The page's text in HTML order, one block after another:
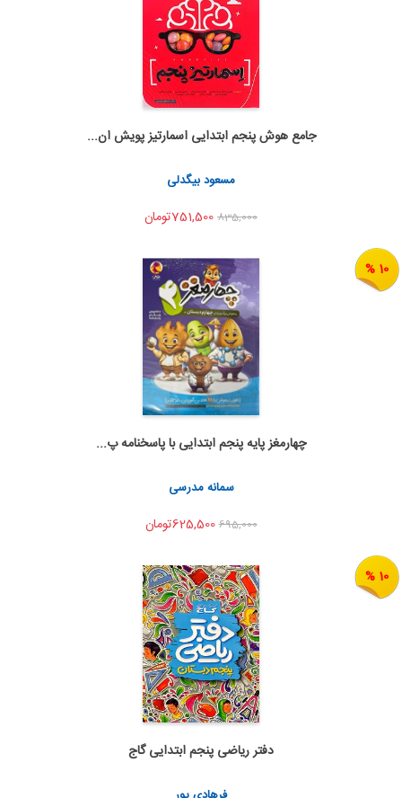
اضافه به سبد خرید
اشتراک گذاری
جامع هوش پنجم ابتدایی اسمارتیز پویش ان...
مسعود بیگدلی
835,000
10 %
اضافه به سبد خرید
اشتراک گذاری
چهارمغز پایه پنجم ابتدایی با پاسخنامه پ...
سمانه مدرسی
695,000625,500تومان
10 %
اضافه به سبد خرید
اشتراک گذاری
دفتر ریاضی پنجم ابتدایی گاج